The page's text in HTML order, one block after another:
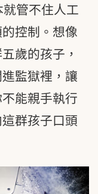
管不住人工
控制。想像
歲的孩子，
監獄裡，讓
能親手執行
群孩子口頭